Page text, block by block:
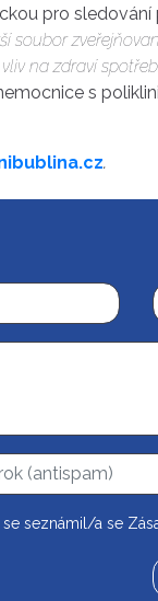
pro sledování
soubor
na zdraví
s
.
se seznámil/a se